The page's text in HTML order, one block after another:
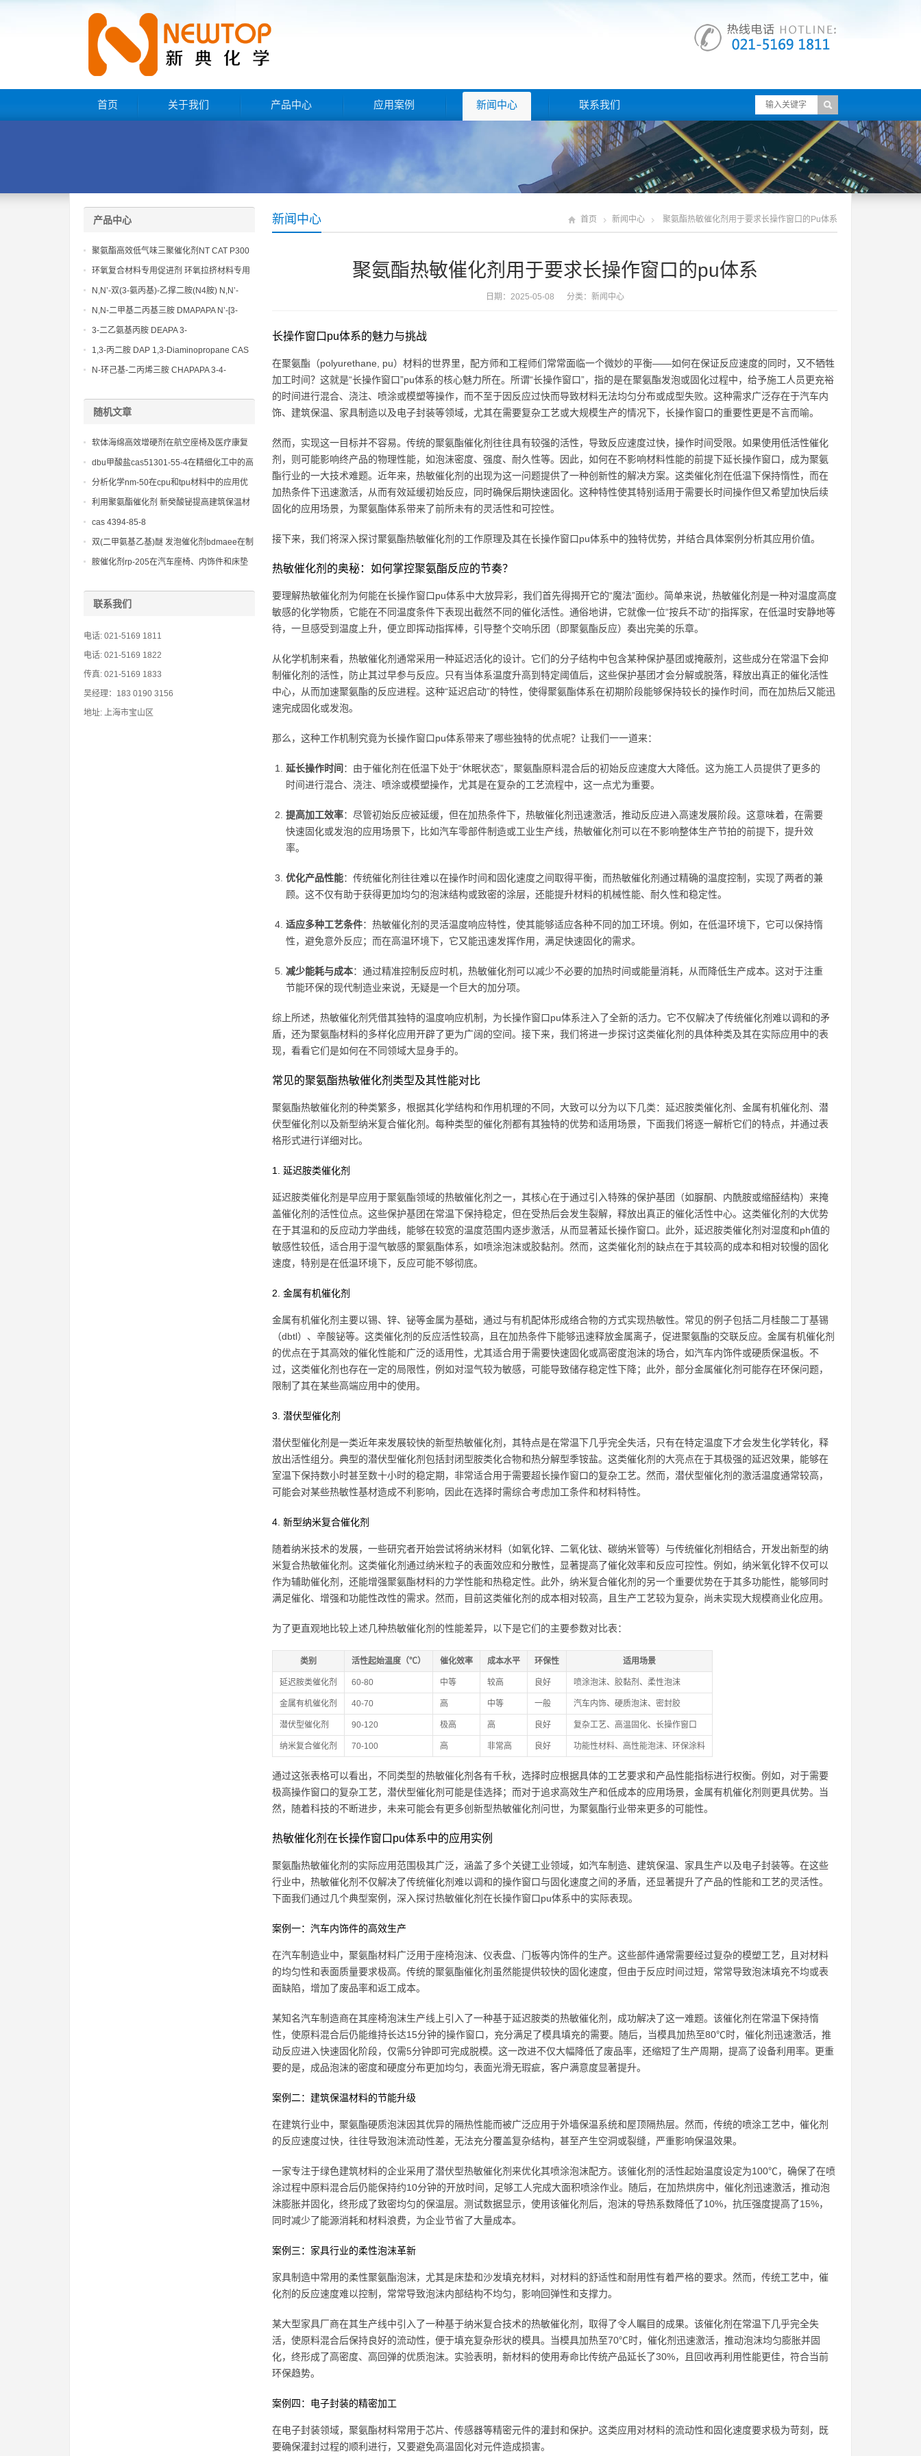
首页 关于我们 产品中心 应用案例 新闻中心 联系我们
新闻中心 首页 新闻中心 聚氨酯热敏催化剂用于要求长操作窗口的pu体系
聚氨酯热敏催化剂用于要求长操作窗口的pu体系
日期：2025-05-08 分类： 新闻中心
长操作窗口pu体系的魅力与挑战
在聚氨酯（polyurethane, pu）材料的世界里，配方师和工程师们常常面临一个微妙的平衡——如何在保证反应速度的同时，又不牺牲
加工时间？这就是“长操作窗口”pu体系的核心魅力所在。所谓“长操作窗口”，指的是在聚氨酯发泡或固化过程中，给予施工人员更充裕
的时间进行混合、浇注、喷涂或模塑等操作，而不至于因反应过快而导致材料无法均匀分布或成型失败。这种需求广泛存在于汽车内
饰、建筑保温、家具制造以及电子封装等领域，尤其在需要复杂工艺或大规模生产的情况下，长操作窗口的重要性更是不言而喻。
然而，实现这一目标并不容易。传统的聚氨酯催化剂往往具有较强的活性，导致反应速度过快，操作时间受限。如果使用低活性催化
剂，则可能影响终产品的物理性能，如泡沫密度、强度、耐久性等。因此，如何在不影响材料性能的前提下延长操作窗口，成为聚氨
酯行业的一大技术难题。近年来，热敏催化剂的出现为这一问题提供了一种创新性的解决方案。这类催化剂在低温下保持惰性，而在
加热条件下迅速激活，从而有效延缓初始反应，同时确保后期快速固化。这种特性使其特别适用于需要长时间操作但又希望加快后续
固化的应用场景，为聚氨酯体系带来了前所未有的灵活性和可控性。
接下来，我们将深入探讨聚氨酯热敏催化剂的工作原理及其在长操作窗口pu体系中的独特优势，并结合具体案例分析其应用价值。
热敏催化剂的奥秘：如何掌控聚氨酯反应的节奏？
要理解热敏催化剂为何能在长操作窗口pu体系中大放异彩，我们首先得揭开它的“魔法”面纱。简单来说，热敏催化剂是一种对温度高度
敏感的化学物质，它能在不同温度条件下表现出截然不同的催化活性。通俗地讲，它就像一位“按兵不动”的指挥家，在低温时安静地等
待，一旦感受到温度上升，便立即挥动指挥棒，引导整个交响乐团（即聚氨酯反应）奏出完美的乐章。
从化学机制来看，热敏催化剂通常采用一种延迟活化的设计。它们的分子结构中包含某种保护基团或掩蔽剂，这些成分在常温下会抑
制催化剂的活性，防止其过早参与反应。只有当体系温度升高到特定阈值后，这些保护基团才会分解或脱落，释放出真正的催化活性
中心，从而加速聚氨酯的反应进程。这种“延迟启动”的特性，使得聚氨酯体系在初期阶段能够保持较长的操作时间，而在加热后又能迅
速完成固化或发泡。
那么，这种工作机制究竟为长操作窗口pu体系带来了哪些独特的优点呢？让我们一一道来：
延长操作时间 ：由于催化剂在低温下处于“休眠状态”，聚氨酯原料混合后的初始反应速度大大降低。这为施工人员提供了更多的
时间进行混合、浇注、喷涂或模塑操作，尤其是在复杂的工艺流程中，这一点尤为重要。
提高加工效率：尽管初始反应被延缓，但在加热条件下，热敏催化剂迅速激活，推动反应进入高速发展阶段。这意味着，在需要
快速固化或发泡的应用场景下，比如汽车零部件制造或工业生产线，热敏催化剂可以在不影响整体生产节拍的前提下，提升效
率。
优化产品性能：传统催化剂往往难以在操作时间和固化速度之间取得平衡，而热敏催化剂通过精确的温度控制，实现了两者的兼
顾。这不仅有助于获得更加均匀的泡沫结构或致密的涂层，还能提升材料的机械性能、耐久性和稳定性。
适应多种工艺条件：热敏催化剂的灵活温度响应特性，使其能够适应各种不同的加工环境。例如，在低温环境下，它可以保持惰
性，避免意外反应；而在高温环境下，它又能迅速发挥作用，满足快速固化的需求。
减少能耗与成本：通过精准控制反应时机，热敏催化剂可以减少不必要的加热时间或能量消耗，从而降低生产成本。这对于注重
节能环保的现代制造业来说，无疑是一个巨大的加分项。
综上所述，热敏催化剂凭借其独特的温度响应机制，为长操作窗口pu体系注入了全新的活力。它不仅解决了传统催化剂难以调和的矛
盾，还为聚氨酯材料的多样化应用开辟了更为广阔的空间。接下来，我们将进一步探讨这类催化剂的具体种类及其在实际应用中的表
现，看看它们是如何在不同领域大显身手的。
常见的聚氨酯热敏催化剂类型及其性能对比
聚氨酯热敏催化剂的种类繁多，根据其化学结构和作用机理的不同，大致可以分为以下几类：延迟胺类催化剂、金属有机催化剂、潜
伏型催化剂以及新型纳米复合催化剂。每种类型的催化剂都有其独特的优势和适用场景，下面我们将逐一解析它们的特点，并通过表
格形式进行详细对比。
1. 延迟胺类催化剂
延迟胺类催化剂是早应用于聚氨酯领域的热敏催化剂之一，其核心在于通过引入特殊的保护基团（如脲酮、内酰胺或缩醛结构）来掩
盖催化剂的活性位点。这些保护基团在常温下保持稳定，但在受热后会发生裂解，释放出真正的催化活性中心。这类催化剂的大优势
在于其温和的反应动力学曲线，能够在较宽的温度范围内逐步激活，从而显著延长操作窗口。此外，延迟胺类催化剂对湿度和ph值的
敏感性较低，适合用于湿气敏感的聚氨酯体系，如喷涂泡沫或胶黏剂。然而，这类催化剂的缺点在于其较高的成本和相对较慢的固化
速度，特别是在低温环境下，反应可能不够彻底。
2. 金属有机催化剂
金属有机催化剂主要以锡、锌、铋等金属为基础，通过与有机配体形成络合物的方式实现热敏性。常见的例子包括二月桂酸二丁基锡
（dbtl）、辛酸铋等。这类催化剂的反应活性较高，且在加热条件下能够迅速释放金属离子，促进聚氨酯的交联反应。金属有机催化剂
的优点在于其高效的催化性能和广泛的适用性，尤其适合用于需要快速固化或高密度泡沫的场合，如汽车内饰件或硬质保温板。不
过，这类催化剂也存在一定的局限性，例如对湿气较为敏感，可能导致储存稳定性下降；此外，部分金属催化剂可能存在环保问题，
限制了其在某些高端应用中的使用。
3. 潜伏型催化剂
潜伏型催化剂是一类近年来发展较快的新型热敏催化剂，其特点是在常温下几乎完全失活，只有在特定温度下才会发生化学转化，释
放出活性组分。典型的潜伏型催化剂包括封闭型胺类化合物和热分解型季铵盐。这类催化剂的大亮点在于其极强的延迟效果，能够在
室温下保持数小时甚至数十小时的稳定期，非常适合用于需要超长操作窗口的复杂工艺。然而，潜伏型催化剂的激活温度通常较高，
可能会对某些热敏性基材造成不利影响，因此在选择时需综合考虑加工条件和材料特性。
4. 新型纳米复合催化剂
随着纳米技术的发展，一些研究者开始尝试将纳米材料（如氧化锌、二氧化钛、碳纳米管等）与传统催化剂相结合，开发出新型的纳
米复合热敏催化剂。这类催化剂通过纳米粒子的表面效应和分散性，显著提高了催化效率和反应可控性。例如，纳米氧化锌不仅可以
作为辅助催化剂，还能增强聚氨酯材料的力学性能和热稳定性。此外，纳米复合催化剂的另一个重要优势在于其多功能性，能够同时
满足催化、增强和功能性改性的需求。然而，目前这类催化剂的成本相对较高，且生产工艺较为复杂，尚未实现大规模商业化应用。
为了更直观地比较上述几种热敏催化剂的性能差异，以下是它们的主要参数对比表：
类别 活性起始温度（℃） 催化效率 成本水平 环保性 适用场景
延迟胺类催化剂 60-80 中等 较高 良好 喷涂泡沫、胶黏剂、柔性泡沫
金属有机催化剂 40-70 高 中等 一般 汽车内饰、硬质泡沫、密封胶
潜伏型催化剂 90-120 极高 高 良好 复杂工艺、高温固化、长操作窗口
纳米复合催化剂 70-100 高 非常高 良好 功能性材料、高性能泡沫、环保涂料
通过这张表格可以看出，不同类型的热敏催化剂各有千秋，选择时应根据具体的工艺要求和产品性能指标进行权衡。例如，对于需要
极高操作窗口的复杂工艺，潜伏型催化剂可能是佳选择；而对于追求高效生产和低成本的应用场景，金属有机催化剂则更具优势。当
然，随着科技的不断进步，未来可能会有更多创新型热敏催化剂问世，为聚氨酯行业带来更多的可能性。
热敏催化剂在长操作窗口pu体系中的应用实例
聚氨酯热敏催化剂的实际应用范围极其广泛，涵盖了多个关键工业领域，如汽车制造、建筑保温、家具生产以及电子封装等。在这些
行业中，热敏催化剂不仅解决了传统催化剂难以调和的操作窗口与固化速度之间的矛盾，还显著提升了产品的性能和工艺的灵活性。
下面我们通过几个典型案例，深入探讨热敏催化剂在长操作窗口pu体系中的实际表现。
案例一：汽车内饰件的高效生产
在汽车制造业中，聚氨酯材料广泛用于座椅泡沫、仪表盘、门板等内饰件的生产。这些部件通常需要经过复杂的模塑工艺，且对材料
的均匀性和表面质量要求极高。传统的聚氨酯催化剂虽然能提供较快的固化速度，但由于反应时间过短，常常导致泡沫填充不均或表
面缺陷，增加了废品率和返工成本。
某知名汽车制造商在其座椅泡沫生产线上引入了一种基于延迟胺类的热敏催化剂，成功解决了这一难题。该催化剂在常温下保持惰
性，使原料混合后仍能维持长达15分钟的操作窗口，充分满足了模具填充的需要。随后，当模具加热至80℃时，催化剂迅速激活，推
动反应进入快速固化阶段，仅需5分钟即可完成脱模。这一改进不仅大幅降低了废品率，还缩短了生产周期，提高了设备利用率。更重
要的是，成品泡沫的密度和硬度分布更加均匀，表面光滑无瑕疵，客户满意度显著提升。
案例二：建筑保温材料的节能升级
在建筑行业中，聚氨酯硬质泡沫因其优异的隔热性能而被广泛应用于外墙保温系统和屋顶隔热层。然而，传统的喷涂工艺中，催化剂
的反应速度过快，往往导致泡沫流动性差，无法充分覆盖复杂结构，甚至产生空洞或裂缝，严重影响保温效果。
一家专注于绿色建筑材料的企业采用了潜伏型热敏催化剂来优化其喷涂泡沫配方。该催化剂的活性起始温度设定为100℃，确保了在喷
涂过程中原料混合后仍能保持约10分钟的开放时间，足够工人完成大面积喷涂作业。随后，在加热烘房中，催化剂迅速激活，推动泡
沫膨胀并固化，终形成了致密均匀的保温层。测试数据显示，使用该催化剂后，泡沫的导热系数降低了10%，抗压强度提高了15%，
同时减少了能源消耗和材料浪费，为企业节省了大量成本。
案例三：家具行业的柔性泡沫革新
家具制造中常用的柔性聚氨酯泡沫，尤其是床垫和沙发填充材料，对材料的舒适性和耐用性有着严格的要求。然而，传统工艺中，催
化剂的反应速度难以控制，常常导致泡沫内部结构不均匀，影响回弹性和支撑力。
某大型家具厂商在其生产线中引入了一种基于纳米复合技术的热敏催化剂，取得了令人瞩目的成果。该催化剂在常温下几乎完全失
活，使原料混合后保持良好的流动性，便于填充复杂形状的模具。当模具加热至70℃时，催化剂迅速激活，推动泡沫均匀膨胀并固
化，终形成了高密度、高回弹的优质泡沫。实验表明，新材料的使用寿命比传统产品延长了30%，且回收再利用性能更佳，符合当前
环保趋势。
案例四：电子封装的精密加工
在电子封装领域，聚氨酯材料常用于芯片、传感器等精密元件的灌封和保护。这类应用对材料的流动性和固化速度要求极为苛刻，既
要确保灌封过程的顺利进行，又要避免高温固化对元件造成损害。
产品中心
聚氨酯高效低气味三聚催化剂NT CAT P300
环氧复合材料专用促进剂 环氧拉挤材料专用
促进剂 NT EP 120
N,N’-双(3-氨丙基)-乙撑二胺(N4胺) N,N’-
Bis(3-aminopropyl)-ethylenediamine CAS
No10563-26-5
N,N-二甲基二丙基三胺 DMAPAPA N’-[3-
(dimethylamino)propyllpropane-1,3-
diamine CAS No10563-29-8
3-二乙氨基丙胺 DEAPA 3-
(Diethylamino)propylamine CAS No 104-
1,3-丙二胺 DAP 1,3-Diaminopropane CAS
No 109-76-2
N-环己基-二丙烯三胺 CHAPAPA 3-4-
随机文章
软体海绵高效增硬剂在航空座椅及医疗康复
设备海绵配套材料中的性能优化指南
dbu甲酸盐cas51301-55-4在精细化工中的高
效催化作用
分析化学nm-50在cpu和tpu材料中的应用优
势
利用聚氨酯催化剂 新癸酸铋提高建筑保温材
料性能的新方法
cas 4394-85-8
双(二甲氨基乙基)醚 发泡催化剂bdmaee在制
备聚氨酯硬质泡沫中的高效应用与性能研究
胺催化剂rp-205在汽车座椅、内饰件和床垫
联系我们
电话: 021-5169 1811
电话: 021-5169 1822
传真: 021-5169 1833
吴经理：183 0190 3156
地址: 上海市宝山区